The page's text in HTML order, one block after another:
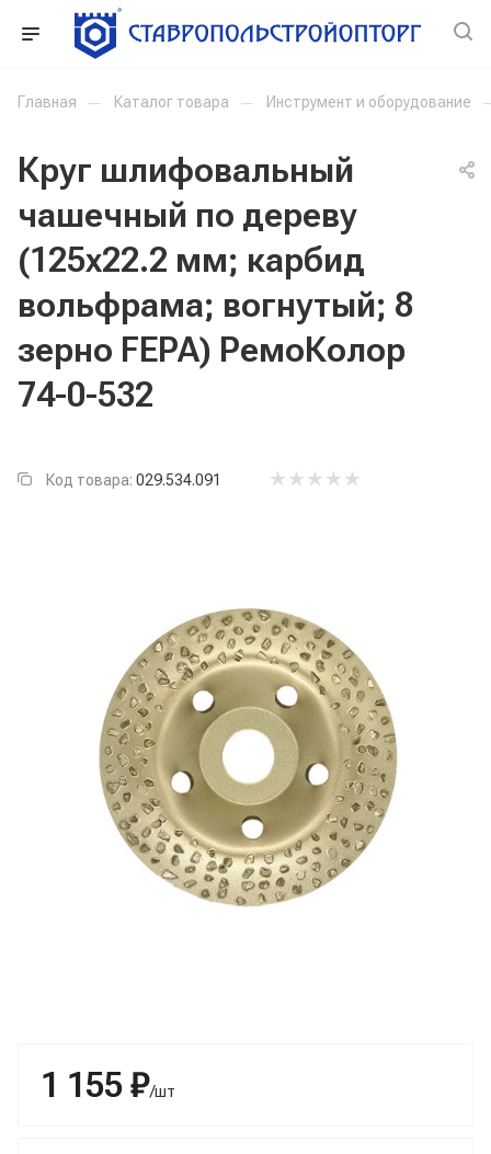
Главная — Каталог товара — Инструмент и оборудование
Круг шлифовальный
чашечный по дереву
(125x22.2 мм; карбид
вольфрама; вогнутый; 8
зерно FEPA) РемоКолор
74-0-532
Код товара: 029.534.091
1 155 ₽/шт